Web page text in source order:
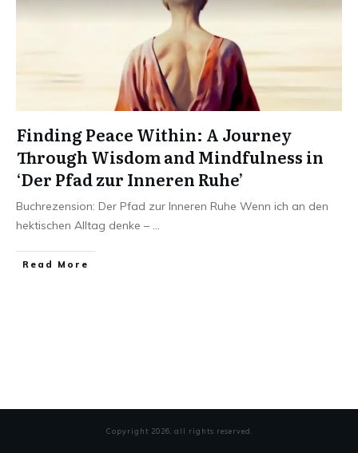
Finding Peace Within: A Journey
Through Wisdom and Mindfulness in
‘Der Pfad zur Inneren Ruhe’
Buchrezension: Der Pfad zur Inneren Ruhe Wenn ich an den
hektischen Alltag denke – ...
Read More
Copyright 2026 , all rights reserved.